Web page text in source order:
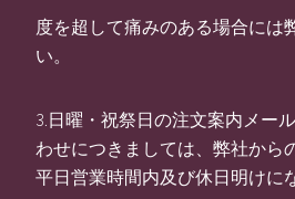
度を超して痛みのある場合には
い。
3.日曜・祝祭日の注文案内メー
わせにつきましては、弊社から
平日営業時間内及び休日明けに